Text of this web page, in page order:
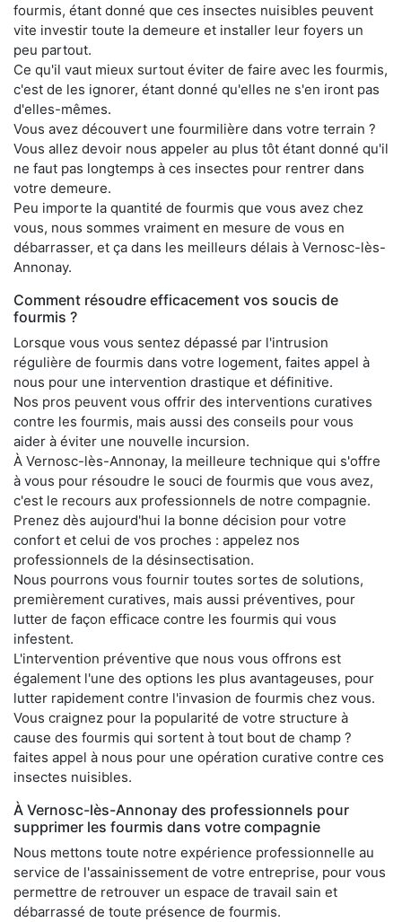
fourmis, étant donné que ces insectes nuisibles peuvent
vite investir toute la demeure et installer leur foyers un
peu partout.
Ce qu'il vaut mieux surtout éviter de faire avec les fourmis,
c'est de les ignorer, étant donné qu'elles ne s'en iront pas
d'elles-mêmes.
Vous avez découvert une fourmilière dans votre terrain ?
Vous allez devoir nous appeler au plus tôt étant donné qu'il
ne faut pas longtemps à ces insectes pour rentrer dans
votre demeure.
Peu importe la quantité de fourmis que vous avez chez
vous, nous sommes vraiment en mesure de vous en
débarrasser, et ça dans les meilleurs délais à Vernosc-lès-
Annonay.
Comment résoudre efficacement vos soucis de
fourmis ?
Lorsque vous vous sentez dépassé par l'intrusion
régulière de fourmis dans votre logement, faites appel à
nous pour une intervention drastique et définitive.
Nos pros peuvent vous offrir des interventions curatives
contre les fourmis, mais aussi des conseils pour vous
aider à éviter une nouvelle incursion.
À Vernosc-lès-Annonay, la meilleure technique qui s'offre
à vous pour résoudre le souci de fourmis que vous avez,
c'est le recours aux professionnels de notre compagnie.
Prenez dès aujourd'hui la bonne décision pour votre
confort et celui de vos proches : appelez nos
professionnels de la désinsectisation.
Nous pourrons vous fournir toutes sortes de solutions,
premièrement curatives, mais aussi préventives, pour
lutter de façon efficace contre les fourmis qui vous
infestent.
L'intervention préventive que nous vous offrons est
également l'une des options les plus avantageuses, pour
lutter rapidement contre l'invasion de fourmis chez vous.
Vous craignez pour la popularité de votre structure à
cause des fourmis qui sortent à tout bout de champ ?
faites appel à nous pour une opération curative contre ces
insectes nuisibles.
À Vernosc-lès-Annonay des professionnels pour
supprimer les fourmis dans votre compagnie
Nous mettons toute notre expérience professionnelle au
service de l'assainissement de votre entreprise, pour vous
permettre de retrouver un espace de travail sain et
débarrassé de toute présence de fourmis.